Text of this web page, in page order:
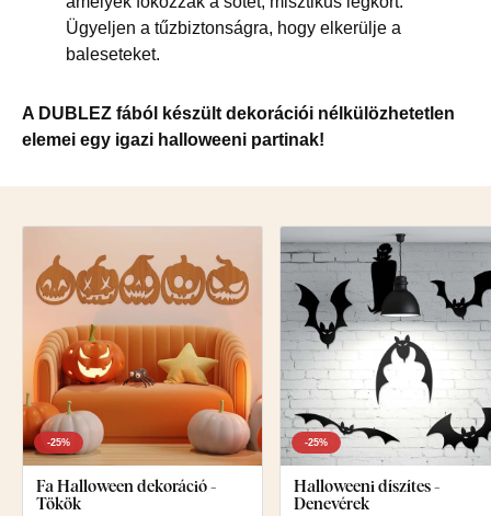
Ügyeljen a tűzbiztonságra, hogy elkerülje a
baleseteket.
A DUBLEZ fából készült dekorációi nélkülözhetetlen
elemei egy igazi halloweeni partinak!
-25%
Fa Halloween dekoráció -
Tökök
-25%
Halloweeni díszítes -
Denevérek